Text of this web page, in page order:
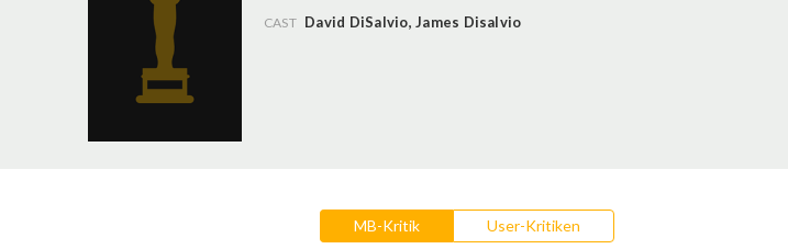
CAST David DiSalvio,James Disalvio
MB-Kritik User-Kritiken